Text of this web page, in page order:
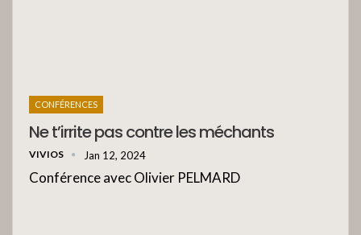
CONFÉRENCES
Ne t’irrite pas contre les méchants
VIVIOS Jan 12, 2024
Conférence avec Olivier PELMARD